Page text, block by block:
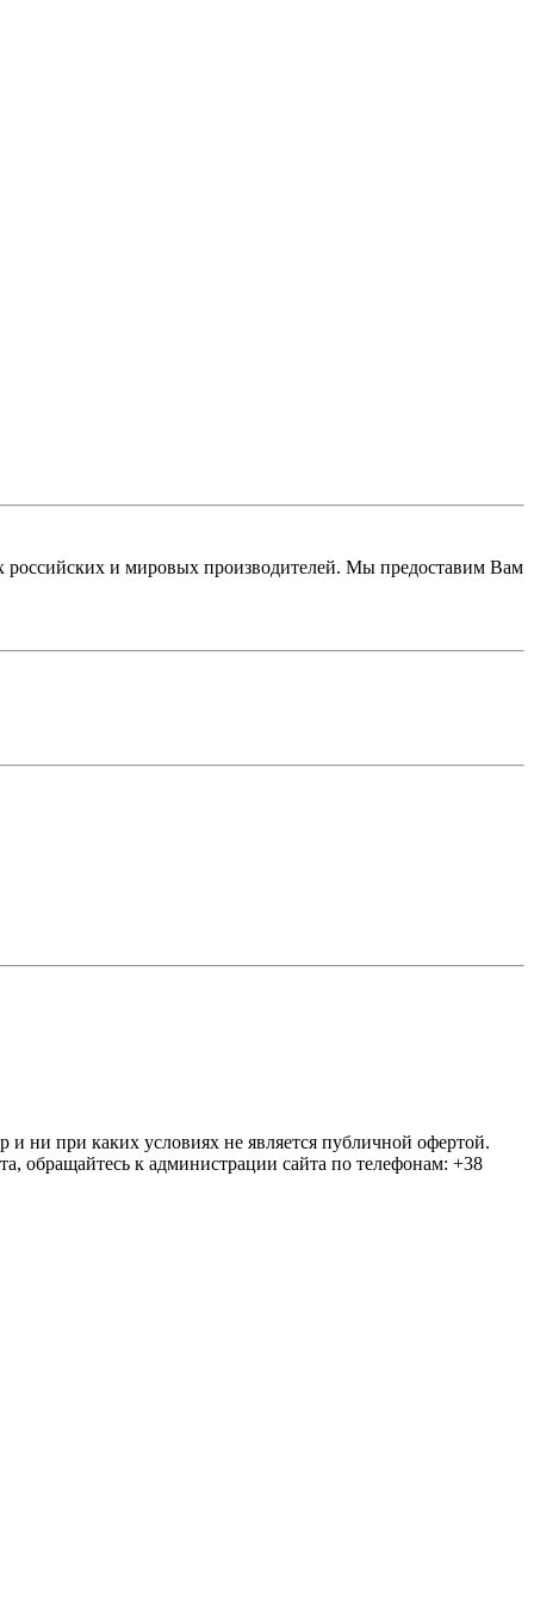
и мировых производителей. Мы предоставим Вам
ни при каких условиях не является публичной офертой.
обращайтесь к администрации сайта по телефонам: +38